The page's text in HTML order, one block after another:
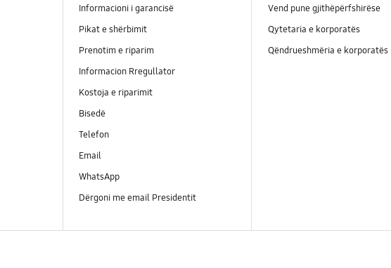
Informacioni i garancisë
Pikat e shërbimit
Prenotim e riparim
Informacion Rregullator
Kostoja e riparimit
Bisedë
Telefon
Email
WhatsApp
Dërgoni me email Presidentit
Vend pune gjithëpërfshirëse
Qytetaria e korporatës
Qëndrueshmëria e korporatës